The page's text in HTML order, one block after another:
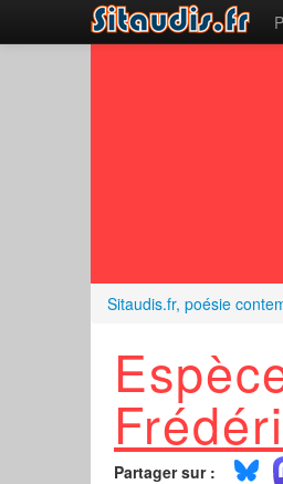
Sitaudis.fr, poésie
Partager sur :